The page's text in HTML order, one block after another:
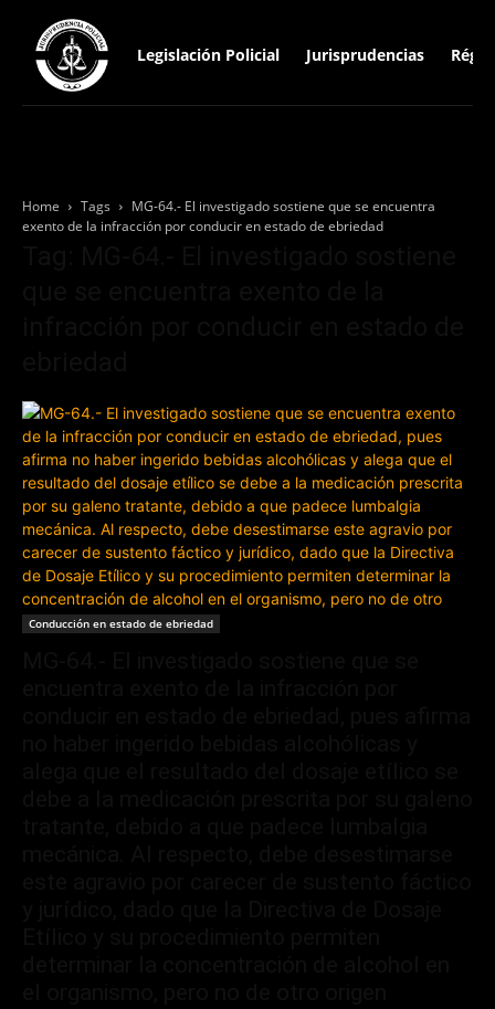
Legislación Policial Jurisprudencias
Home Tags
MG-64.- El investigado sostiene que se encuentra
exento de la infracción por conducir en estado de ebriedad
Conducción en estado de ebriedad